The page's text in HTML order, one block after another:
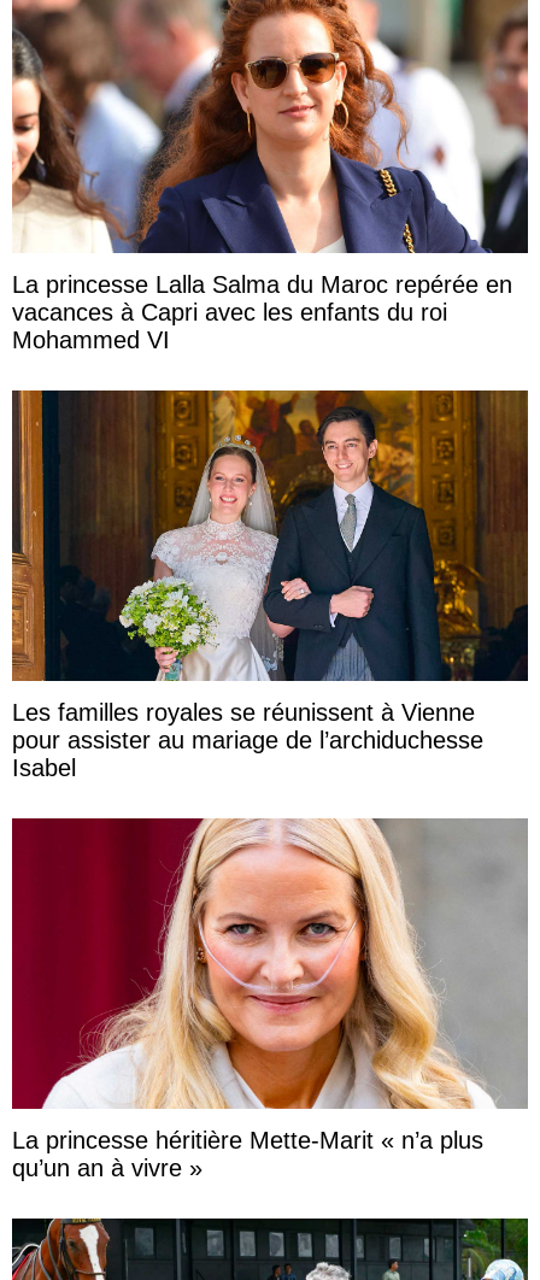
La princesse Lalla Salma du Maroc repérée en
vacances à Capri avec les enfants du roi
Mohammed VI
Les familles royales se réunissent à Vienne
pour assister au mariage de l’archiduchesse
Isabel
La princesse héritière Mette-Marit « n’a plus
qu’un an à vivre »